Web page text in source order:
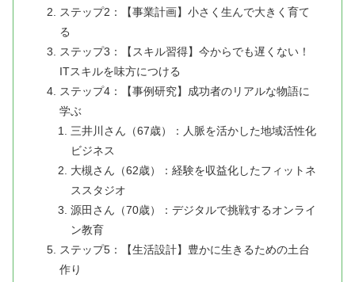
ステップ2：【事業計画】小さく生んで大きく育て
る
ステップ3：【スキル習得】今からでも遅くない！
ITスキルを味方につける
ステップ4：【事例研究】成功者のリアルな物語に
学ぶ
三井川さん（67歳）：人脈を活かした地域活性化
ビジネス
大槻さん（62歳）：経験を収益化したフィットネ
ススタジオ
源田さん（70歳）：デジタルで挑戦するオンライ
ン教育
ステップ5：【生活設計】豊かに生きるための土台
作り